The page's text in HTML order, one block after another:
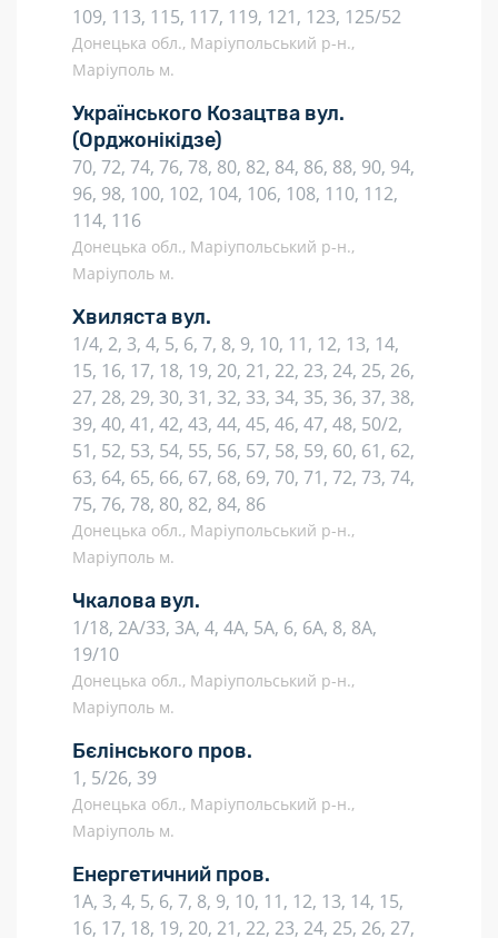
109, 113, 115, 117, 119, 121, 123, 125/52
Донецька обл., Маріупольський р-н.,
Маріуполь м.
Українського Козацтва вул.
(Орджонікідзе)
70, 72, 74, 76, 78, 80, 82, 84, 86, 88, 90, 94,
96, 98, 100, 102, 104, 106, 108, 110, 112,
114, 116
Донецька обл., Маріупольський р-н.,
Маріуполь м.
Хвиляста вул.
1/4, 2, 3, 4, 5, 6, 7, 8, 9, 10, 11, 12, 13, 14,
15, 16, 17, 18, 19, 20, 21, 22, 23, 24, 25, 26,
27, 28, 29, 30, 31, 32, 33, 34, 35, 36, 37, 38,
39, 40, 41, 42, 43, 44, 45, 46, 47, 48, 50/2,
51, 52, 53, 54, 55, 56, 57, 58, 59, 60, 61, 62,
63, 64, 65, 66, 67, 68, 69, 70, 71, 72, 73, 74,
75, 76, 78, 80, 82, 84, 86
Донецька обл., Маріупольський р-н.,
Маріуполь м.
Чкалова вул.
1/18, 2А/33, 3А, 4, 4А, 5А, 6, 6А, 8, 8А,
19/10
Донецька обл., Маріупольський р-н.,
Маріуполь м.
Бєлінського пров.
1, 5/26, 39
Донецька обл., Маріупольський р-н.,
Маріуполь м.
Енергетичний пров.
1А, 3, 4, 5, 6, 7, 8, 9, 10, 11, 12, 13, 14, 15,
16, 17, 18, 19, 20, 21, 22, 23, 24, 25, 26, 27,